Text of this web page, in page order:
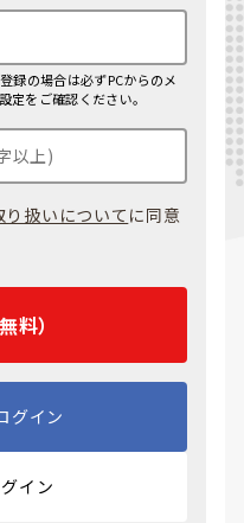
録の場合は必ずPCからのメ
定をご確認ください。
扱いについてに同意
料）
グイン
イン